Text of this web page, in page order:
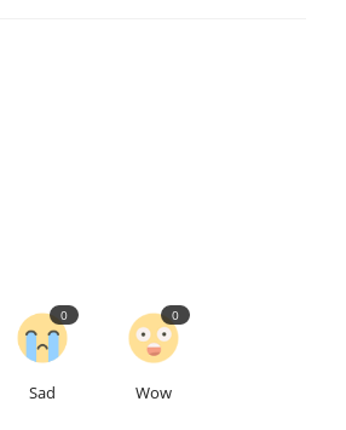
Sad
0
Wow
0